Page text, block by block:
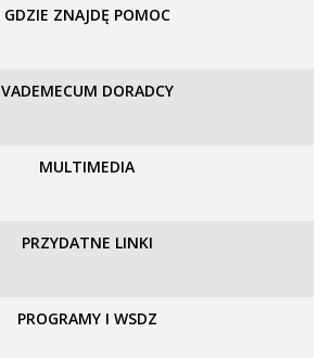
GDZIE ZNAJDĘ POMOC
VADEMECUM DORADCY
MULTIMEDIA
PRZYDATNE LINKI
PROGRAMY I WSDZ